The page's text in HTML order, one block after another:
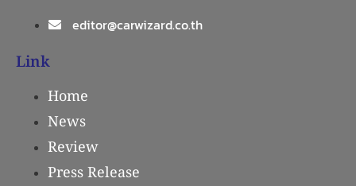
editor@carwizard.co.th
Link
Home
News
Review
Press Release